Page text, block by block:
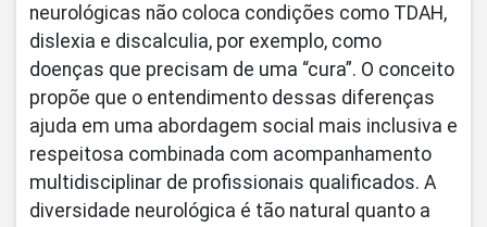
neurológicas não coloca condições como TDAH,
dislexia e discalculia, por exemplo, como
doenças que precisam de uma “cura”. O conceito
propõe que o entendimento dessas diferenças
ajuda em uma abordagem social mais inclusiva e
respeitosa combinada com acompanhamento
multidisciplinar de profissionais qualificados. A
diversidade neurológica é tão natural quanto a